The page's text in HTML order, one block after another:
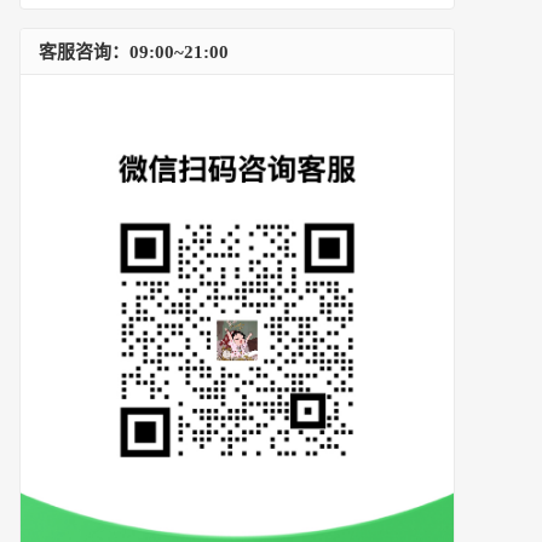
客服咨询：09:00~21:00